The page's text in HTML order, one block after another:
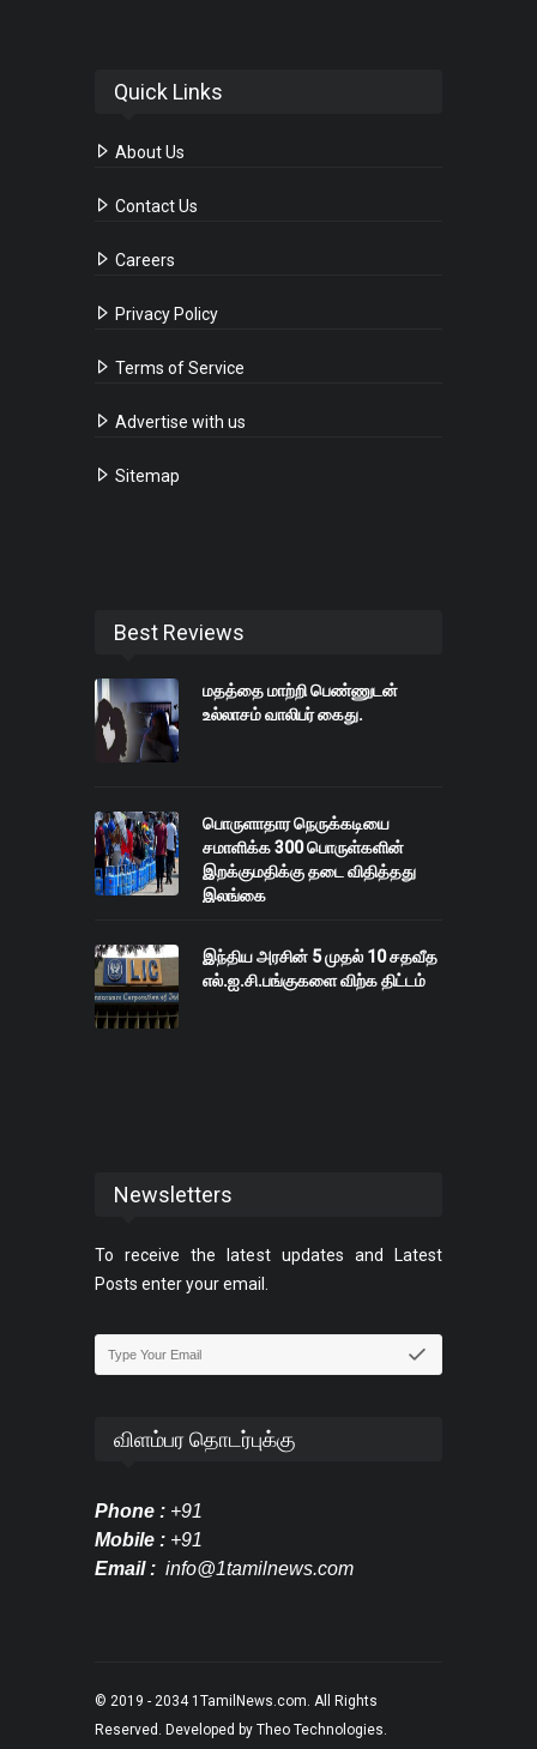
Quick Links
About Us
Contact Us
Careers
Privacy Policy
Terms of Service
Advertise with us
Sitemap
Best Reviews
மதத்தை மாற்றி பெண்ணுடன்
உல்லாசம் வாலிபர் கைது.
பொருளாதார நெருக்கடியை
சமாளிக்க 300 பொருள்களின்
இறக்குமதிக்கு தடை விதித்தது
இலங்கை
இந்திய அரசின் 5 முதல் 10 சதவீத
எல்.ஐ.சி.பங்குகளை விற்க திட்டம்
Newsletters
To receive the latest updates and Latest
Posts enter your email.
விளம்பர தொடர்புக்கு
Phone : +91
Mobile : +91
Email : info@1tamilnews.com
© 2019 - 2034 1TamilNews.com. All Rights
Reserved. Developed by Theo Technologies.